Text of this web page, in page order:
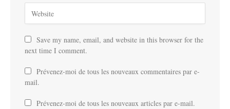
Save my name, email, and website in this browser for the
next time I comment.
Prévenez-moi de tous les nouveaux commentaires par e-
mail.
Prévenez-moi de tous les nouveaux articles par e-mail.